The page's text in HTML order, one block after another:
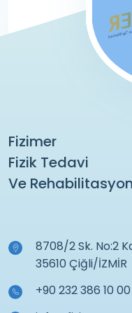
Fizimer
Fizik Tedavi
Ve
8708/2 Sk. No:2
35610 Çiğli/İZMİR
+90 232 386 10 00